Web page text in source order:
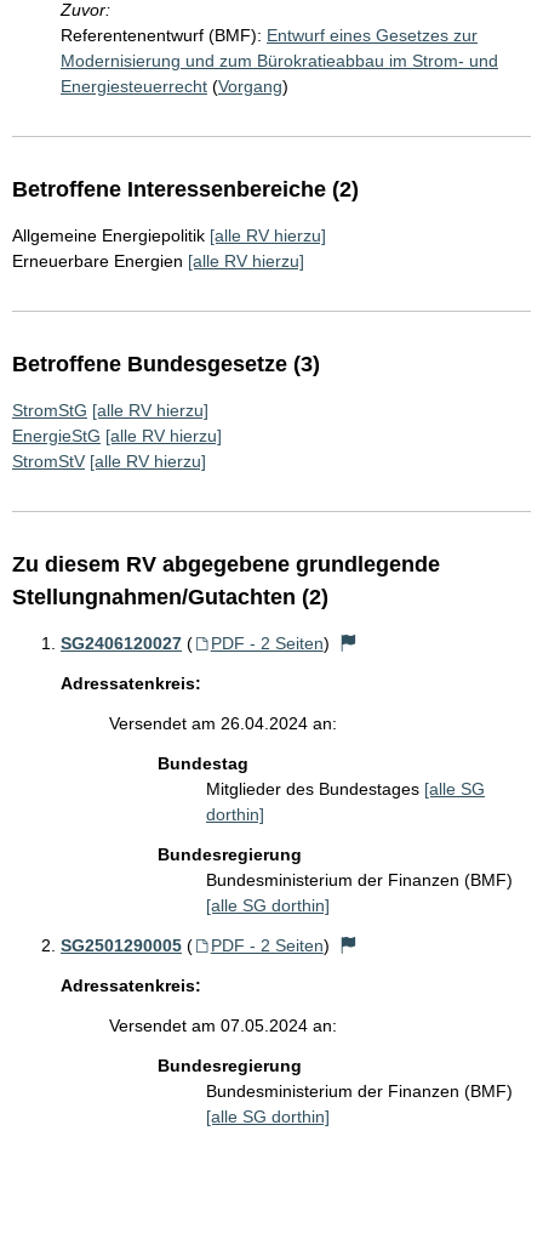
Zuvor:
Referentenentwurf (BMF): Entwurf eines Gesetzes zur
Modernisierung und zum Bürokratieabbau im Strom- und
Energiesteuerrecht (Vorgang)
Betroffene Interessenbereiche (2)
Allgemeine Energiepolitik [alle RV hierzu]
Erneuerbare Energien [alle RV hierzu]
Betroffene Bundesgesetze (3)
StromStG [alle RV hierzu]
EnergieStG [alle RV hierzu]
StromStV [alle RV hierzu]
Zu diesem RV abgegebene grundlegende
Stellungnahmen/Gutachten (2)
SG2406120027 ( PDF - 2 Seiten)
Adressatenkreis:
Versendet am 26.04.2024 an:
Bundestag
Mitglieder des Bundestages [alle SG
dorthin]
Bundesregierung
Bundesministerium der Finanzen (BMF)
[alle SG dorthin]
SG2501290005 ( PDF - 2 Seiten)
Adressatenkreis:
Versendet am 07.05.2024 an:
Bundesregierung
Bundesministerium der Finanzen (BMF)
[alle SG dorthin]